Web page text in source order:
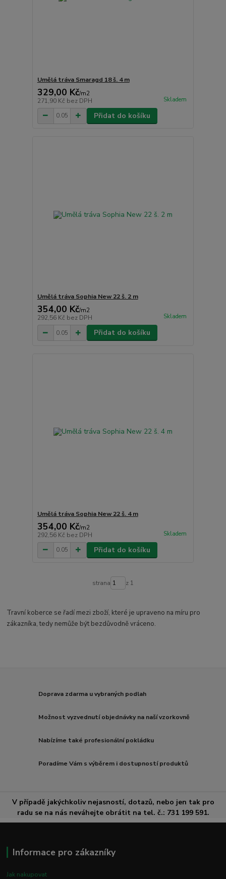
Umělá tráva Smaragd 18 š. 4 m
329,00 Kč/m2
271,90 Kč bez DPH Skladem
Přidat do košíku
Umělá tráva Sophia New 22 š. 2 m
354,00 Kč/m2
292,56 Kč bez DPH Skladem
Přidat do košíku
Umělá tráva Sophia New 22 š. 4 m
354,00 Kč/m2
292,56 Kč bez DPH Skladem
Přidat do košíku
strana z 1
Travní koberce se řadí mezi zboží, které je upraveno na míru pro
zákazníka, tedy nemůže být bezdůvodně vráceno.
Doprava zdarma u vybraných podlah
Možnost vyzvednutí objednávky na naší vzorkovně
Nabízíme také profesionální pokládku
Poradíme Vám s výběrem i dostupností produktů
V případě jakýchkoliv nejasností, dotazů, nebo jen tak pro
radu se na nás neváhejte obrátit na tel. č.: 731 199 591.
Informace pro zákazníky
Jak nakupovat